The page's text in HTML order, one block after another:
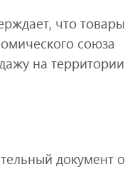
что товары
союза
на территории
документ о